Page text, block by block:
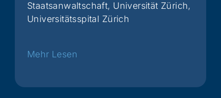
Staatsanwaltschaft, Universität Zürich,
Universitätsspital Zürich